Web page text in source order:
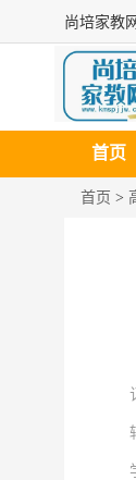
尚培家教网
首页
首页 >